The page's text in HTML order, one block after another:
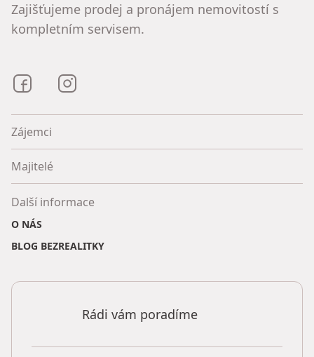
Zajišťujeme prodej a pronájem nemovitostí s
kompletním servisem.
Bezrealitky na Facebooku
Zájemci
Majitelé
Další informace
O NÁS
BLOG BEZREALITKY
Rádi vám poradíme